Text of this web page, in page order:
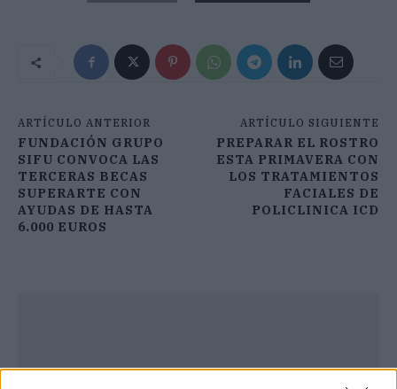
ARTÍCULO ANTERIOR
FUNDACIÓN GRUPO
SIFU CONVOCA LAS
TERCERAS BECAS
SUPERARTE CON
AYUDAS DE HASTA
6.000 EUROS
ARTÍCULO SIGUIENTE
PREPARAR EL ROSTRO
ESTA PRIMAVERA CON
LOS TRATAMIENTOS
FACIALES DE
POLICLINICA ICD